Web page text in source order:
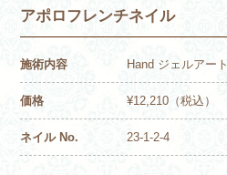
アポロフレンチネイル
施術内容 Hand ジェルアート
価格 ¥12,210（税込）
ネイル No. 23-1-2-4